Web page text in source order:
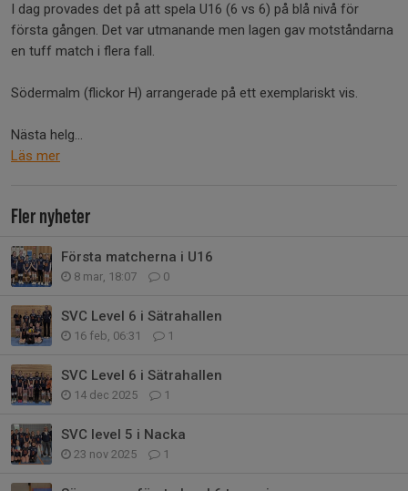
I dag provades det på att spela U16 (6 vs 6) på blå nivå för
första gången. Det var utmanande men lagen gav motståndarna
en tuff match i flera fall.
Södermalm (flickor H) arrangerade på ett exemplariskt vis.
Nästa helg...
Läs mer
Fler nyheter
Första matcherna i U16
8 mar, 18:07 0
SVC Level 6 i Sätrahallen
16 feb, 06:31 1
SVC Level 6 i Sätrahallen
14 dec 2025 1
SVC level 5 i Nacka
23 nov 2025 1